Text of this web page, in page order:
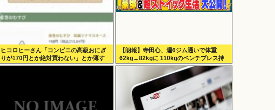
ヒコロヒーさん「コンビニの高級おにぎ
りが170円とか絶対買わない」とか薄す
ぎるトークをかましてしまう
【朗報】寺田心、週6ジム通いで体重
62kg→82kgに 110kgのベンチプレス持
ち上げる姿披露（画像あり）